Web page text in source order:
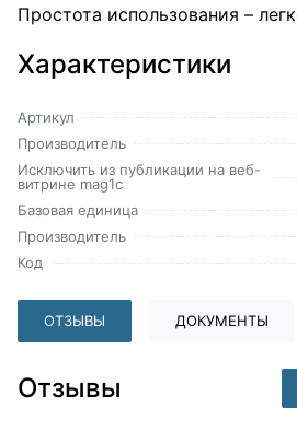
Простота использования –
Характеристики
Артикул
Производитель
Исключить из публикации на веб-
витрине mag1c
Базовая единица
Производитель
Код
ОТЗЫВЫ ДОКУМЕНТЫ
Отзывы